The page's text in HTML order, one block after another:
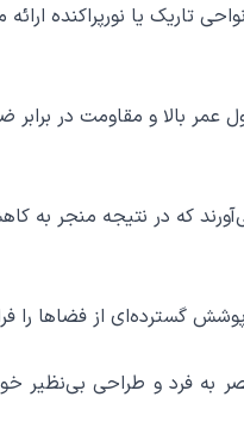
تاریک یا نورپراکنده
عمر بالا و مقاومت در برابر
ویژگی‌های منحصر به فرد و